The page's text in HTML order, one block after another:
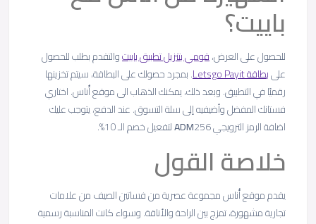
باييت؟
للحصول على العرض،قومي بتنزيل تطبيق باييتوالتقدم بطلب للحصول
علىبطاقة Letsgo Payit
. بمجرد حصولك على البطاقة، سيتم تخزينها
رقميًا في التطبيق. وبعد ذلك، يمكنك الذهاب الى موقع أُناس. اختاري
فستانك المفضل وأضيفيه إلى سلة التسوق. عند الدفع، يتوجب عليك
اضافة الرمز الترويجي
ADM256 لتفعيل خصم الـ 10%.
خلاصة القول
يقدم موقع أُناس مجموعة عصرية من فساتين الصيف من علامات
تجارية مشهورة، تمزج بين الراحة والأناقة. وسواء كانت المناسبة رسمية